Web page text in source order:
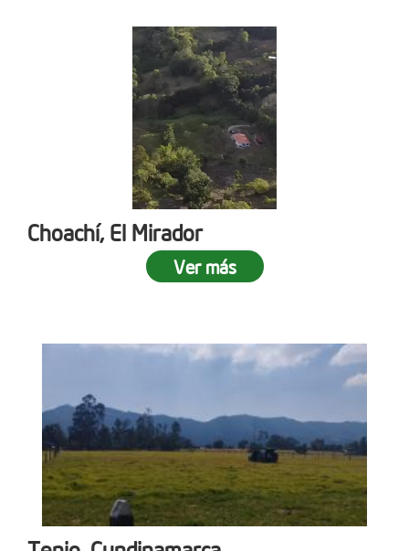
Choachí, El Mirador
Ver más